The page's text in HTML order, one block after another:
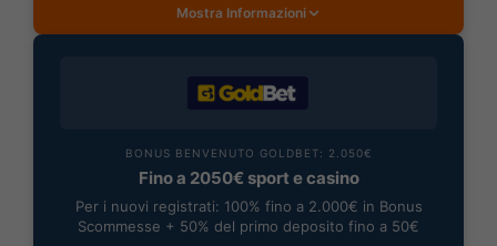
Mostra Informazioni
BONUS BENVENUTO GOLDBET: 2.050€
Fino a 2050€ sport e casino
Per i nuovi registrati: 100% fino a 2.000€ in Bonus
Scommesse + 50% del primo deposito fino a 50€